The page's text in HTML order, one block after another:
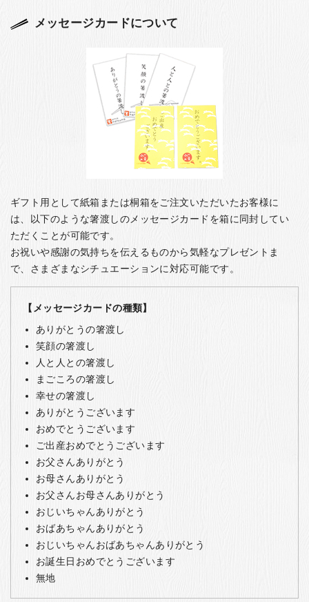
メッセージカードについて
ギフト用として紙箱または桐箱をご注文いただいたお客様に
は、以下のような箸渡しのメッセージカードを箱に同封してい
ただくことが可能です。
お祝いや感謝の気持ちを伝えるものから気軽なプレゼントま
で、さまざまなシチュエーションに対応可能です。
【メッセージカードの種類】
ありがとうの箸渡し
笑顔の箸渡し
人と人との箸渡し
まごころの箸渡し
幸せの箸渡し
ありがとうございます
おめでとうございます
ご出産おめでとうございます
お父さんありがとう
お母さんありがとう
お父さんお母さんありがとう
おじいちゃんありがとう
おばあちゃんありがとう
おじいちゃんおばあちゃんありがとう
お誕生日おめでとうございます
無地